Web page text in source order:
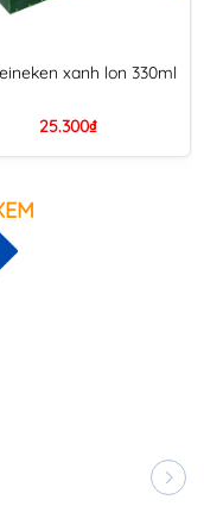
xanh lon 330ml
25.300₫